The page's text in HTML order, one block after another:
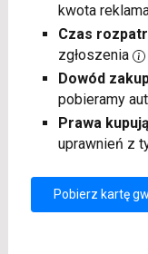
kwota
Czas
zgłoszenia
Dowód
pobieramy
Prawa
uprawnień z
Pobierz kartę